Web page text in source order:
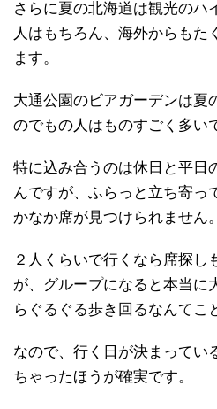
さらに夏の北海道は観光のハ
人はもちろん、海外からもた
ます。
大通公園のビアガーデンは夏
のでもの人はものすごく多い
特に込み合うのは休日と平日
んですが、ふらっと立ち寄っ
かなか席が見つけられません。
２人くらいで行くなら席探し
が、グループになると本当に
らぐるぐる歩き回るなんてこ
なので、行く日が決まってい
ちゃったほうが確実です。